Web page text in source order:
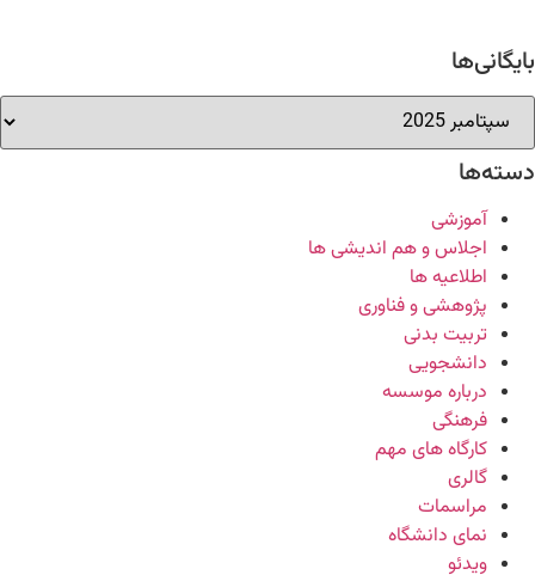
بایگانی‌ها
دسته‌ها
آموزشی
اجلاس و هم اندیشی ها
اطلاعیه ها
پژوهشی و فناوری
تربیت بدنی
دانشجویی
درباره موسسه
فرهنگی
کارگاه های مهم
گالری
مراسمات
نمای دانشگاه
ویدئو